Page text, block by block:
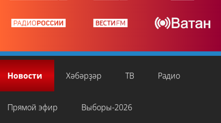
Новости Хәбәрҙәр ТВ Радио
Прямой эфир Выборы-2026